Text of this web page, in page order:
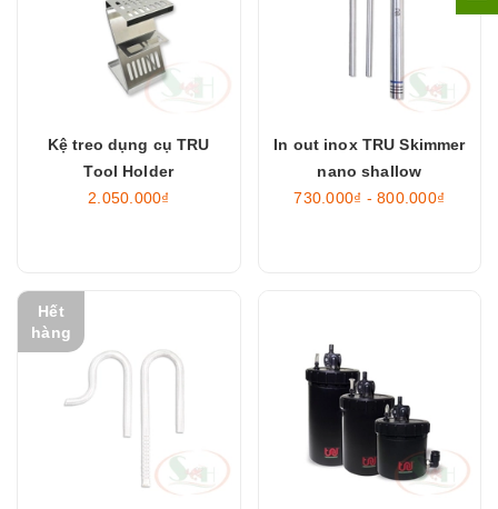
Kệ treo dụng cụ TRU
Tool Holder
2.050.000₫
In out inox TRU Skimmer
nano shallow
730.000₫ - 800.000₫
Hết
hàng